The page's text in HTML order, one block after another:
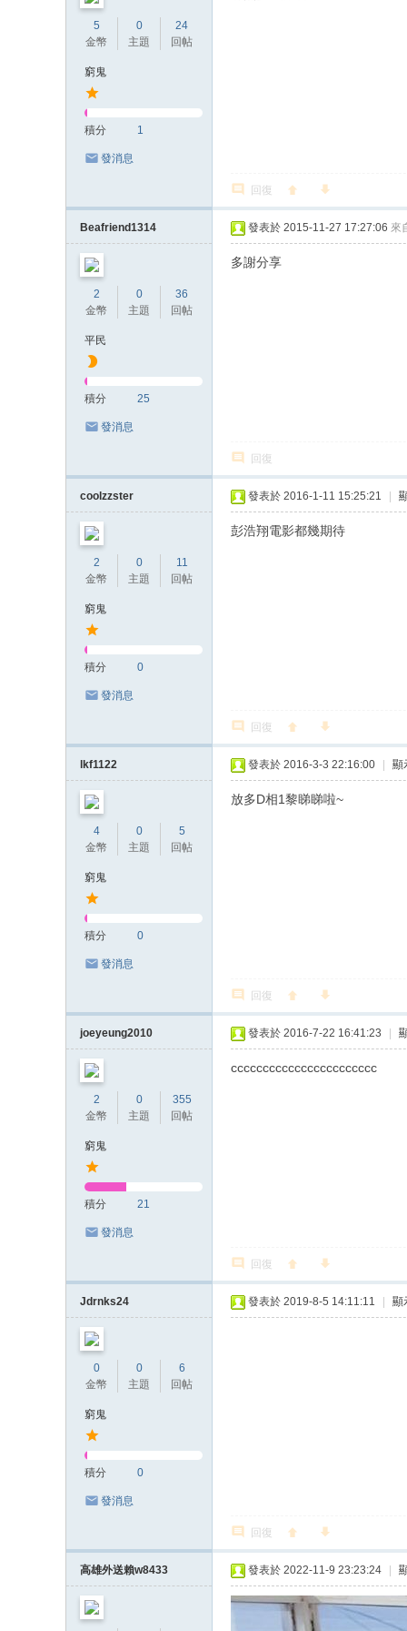
5
金幣
0
主題
24
回帖
窮鬼
積分 1
發消息
回復
Beafriend1314
2
金幣
0
主題
36
回帖
平民
積分 25
發消息
發表於 2015-11-27 17:27:06 來
多謝分享
回復
coolzzster
2
金幣
0
主題
11
回帖
窮鬼
積分 0
發消息
發表於 2016-1-11 15:25:21
彭浩翔電影都幾期待
回復
lkf1122
4
金幣
0
主題
5
回帖
窮鬼
積分 0
發消息
發表於 2016-3-3 22:16:00 顯
放多D相1黎睇睇啦~
回復
joeyeung2010
2
金幣
0
主題
355
回帖
窮鬼
積分 21
發消息
發表於 2016-7-22 16:41:23
ccccccccccccccccccccccc
回復
Jdrnks24
0
金幣
0
主題
6
回帖
窮鬼
積分 0
發消息
發表於 2019-8-5 14:11:11 顯
回復
高雄外送賴w8433 發表於 2022-11-9 23:23:24